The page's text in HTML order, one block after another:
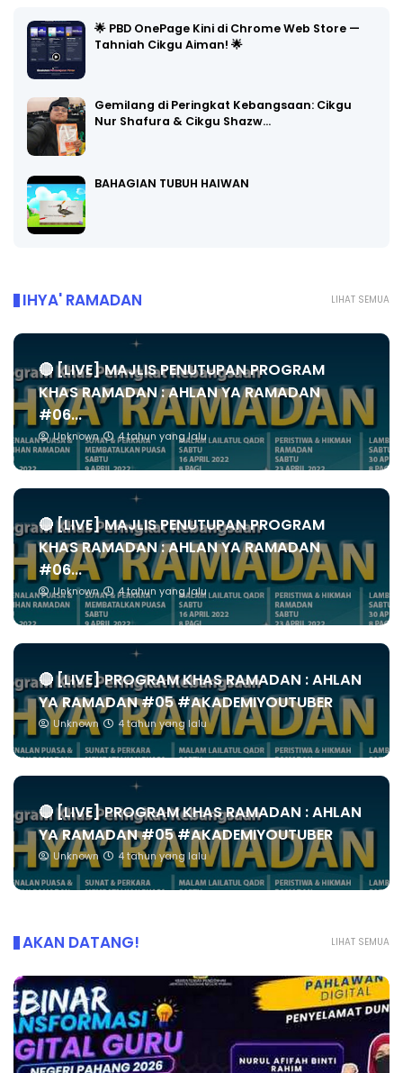
🌟 PBD OnePage Kini di Chrome Web Store —
Tahniah Cikgu Aiman! 🌟
Gemilang di Peringkat Kebangsaan: Cikgu
Nur Shafura & Cikgu Shazw…
BAHAGIAN TUBUH HAIWAN
LIHAT SEMUA
IHYA' RAMADAN
🔴 [LIVE] MAJLIS PENUTUPAN PROGRAM
KHAS RAMADAN : AHLAN YA RAMADAN
#06...
Unknown 4 tahun yang lalu
🔴 [LIVE] MAJLIS PENUTUPAN PROGRAM
KHAS RAMADAN : AHLAN YA RAMADAN
#06...
Unknown 4 tahun yang lalu
🔴 [LIVE] PROGRAM KHAS RAMADAN : AHLAN
YA RAMADAN #05 #AKADEMIYOUTUBER
Unknown 4 tahun yang lalu
🔴 [LIVE] PROGRAM KHAS RAMADAN : AHLAN
YA RAMADAN #05 #AKADEMIYOUTUBER
Unknown 4 tahun yang lalu
LIHAT SEMUA
AKAN DATANG!